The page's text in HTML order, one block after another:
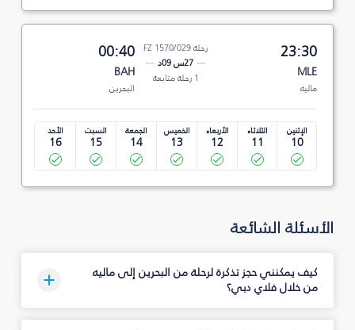
23:30
MLE
ماليه
رحلة FZ 1570/029
27س 09د
1 رحلة متابعة
00:40
BAH
البحرين
الإثنين
10
الثلاثاء
11
الأربعاء
12
الخميس
13
الجمعة
14
السبت
15
الأحد
16
الأسئلة الشائعة
كيف يمكنني حجز تذكرة لرحلة من البحرين إلى ماليه
من خلال فلاي دبي؟